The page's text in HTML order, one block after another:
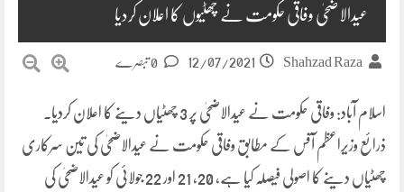
عیدالاضحیٰ وفاقی حکومت نے چھٹیوں کا اعلان کردیا
Shahzad Raza
12/07/2021
اسلام آباد: وفاقی حکومت نے عیدالاضحیٰ پر 3 چھٹیاں دینے کا اعلان کردیا۔
ذرائع وزیراعظم آفس کے مطابق وفاقی حکومت نے عیدالاضحیٰ کی تین سرکاری
چھٹیاں دینے کا اصولی فیصلہ کیا ہے، 20، 21 اور 22 جولائی کو عیدالاضحیٰ کی